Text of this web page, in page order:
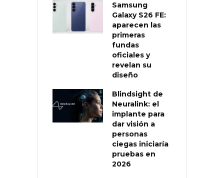
Samsung
Galaxy S26 FE:
aparecen las
primeras
fundas
oficiales y
revelan su
diseño
Blindsight de
Neuralink: el
implante para
dar visión a
personas
ciegas iniciaría
pruebas en
2026